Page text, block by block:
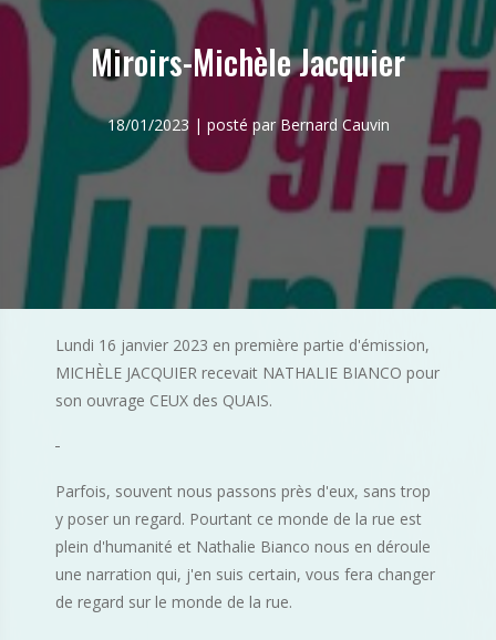
Miroirs-Michèle Jacquier
18/01/2023 | posté par Bernard Cauvin
Lundi 16 janvier 2023 en première partie d'émission,
MICHÈLE JACQUIER recevait NATHALIE BIANCO pour
son ouvrage CEUX des QUAIS.
Parfois, souvent nous passons près d'eux, sans trop
y poser un regard. Pourtant ce monde de la rue est
plein d'humanité et Nathalie Bianco nous en déroule
une narration qui, j'en suis certain, vous fera changer
de regard sur le monde de la rue.